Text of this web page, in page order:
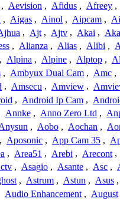
, Aevision , Afidus , Afreey ,
, Aigas , Ainol , Aipcam ,
, Ajt , Ajtv , Akai ,
, Alianza , Alias , Alibi ,
, Alpina , Alpine , Alptop ,
, Ambyux Dual Cam , Amc ,
, Amsecu , Amview ,
, Android Ip Cam ,
Annke , Anno Zero Ltd ,
, Aobo , Aochan ,
, Aposonic , App Cam 35 ,
, Area51 , Arebi , Arecont ,
, Asagio , Asante , Asc ,
, Astrum , Astun , Asus ,
Audio Enhancement , August